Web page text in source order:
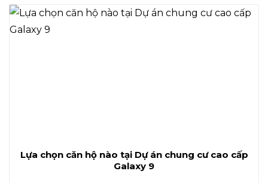
Lựa chọn căn hộ nào tại Dự án chung cư cao cấp
Galaxy 9